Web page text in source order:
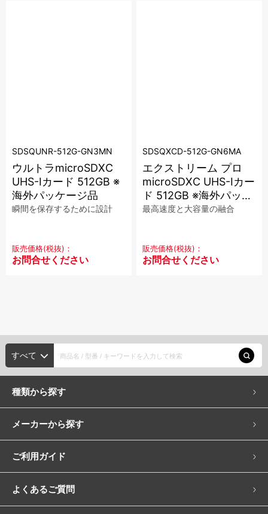
SDSQUNR-512G-GN3MN
ウルトラmicroSDXC
UHS-Iカード 512GB ※
海外パッケージ品
瞬間を保存するために設計
販売価格(税抜)：
お問合せください
SDSQXCD-512G-GN6MA
エクストリーム プロ
microSDXC UHS-Iカー
ド 512GB ※海外パッケ
ージ品【在庫限り】
最高速度と大容量の融合
販売価格(税抜)：
お問合せください
すべて
種類から探す
メーカーから探す
ご利用ガイド
よくあるご質問